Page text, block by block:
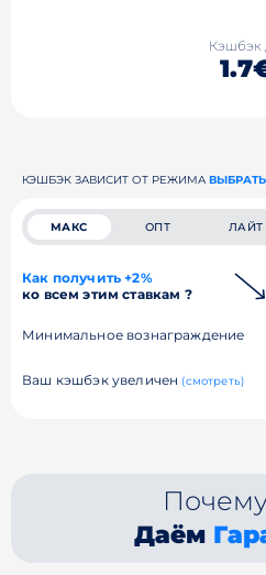
Кэшбэк
КЭШБЭК ЗАВИСИТ ОТ РЕЖИМА ВЫБРАТЬ
МАКС ОПТ ЛАЙТ
Как получить +2%
ко всем этим ставкам ?
Минимальное вознаграждение
Ваш кэшбэк увеличен (смотреть)
Даём